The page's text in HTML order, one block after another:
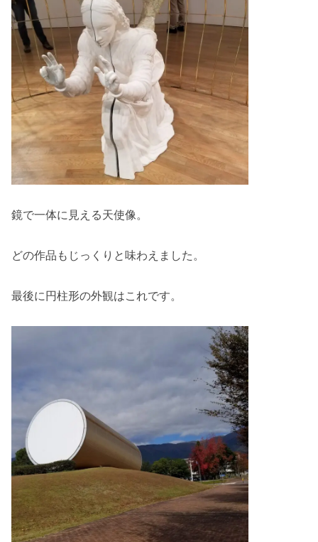
鏡で一体に見える天使像。
どの作品もじっくりと味わえました。
最後に円柱形の外観はこれです。